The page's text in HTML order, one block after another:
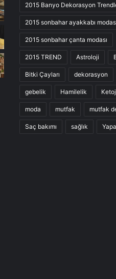
2015 Banyo Dekorasyon
2015 sonbahar ayakkabı
2015 sonbahar çanta modası
2015 TREND Astroloji
Bitki Çayları dekorasyon
gebelik Hamilelik
moda mutfak mutfak
Saç bakımı sağlık